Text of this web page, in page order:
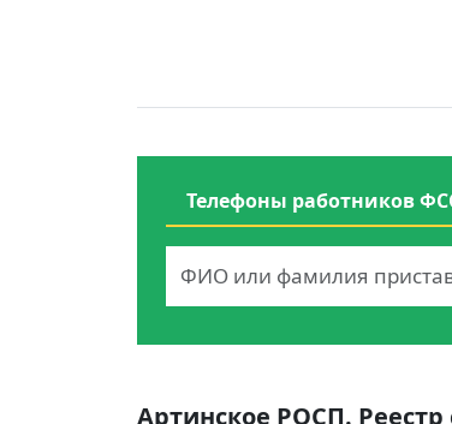
Телефоны работников
Артинское РОСП. Реестр